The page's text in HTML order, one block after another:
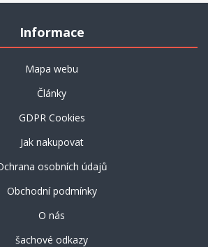
- o tom všem se dočtete v této knize.
Informace
Mapa webu
Články
GDPR Cookies
Jak nakupovat
osobních údajů
Obchodní podmínky
O nás
šachové odkazy